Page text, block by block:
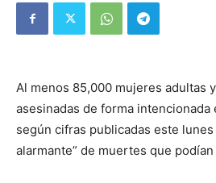
Al menos 85,000 mujeres adultas
asesinadas de forma
según cifras publicadas este lunes
alarmante” de muertes que podían